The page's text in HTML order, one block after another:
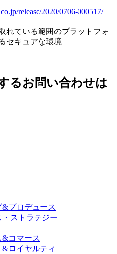
release/2020/0706-000517/
れている範囲のプラットフォ
セキュアな環境
るお問い合わせは
&プロデュース
ストラテジー
&コマース
ロイヤルティ